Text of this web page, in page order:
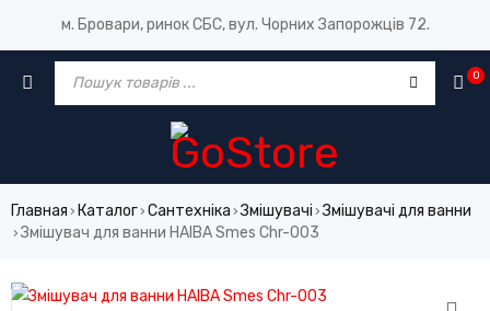
м. Бровари, ринок СБС, вул. Чорних Запорожців 72.
0
Главная › Каталог› Сантехніка › Змішувачі › Змішувачі для ванни
› Змішувач для ванни HAIBA Smes Chr-003